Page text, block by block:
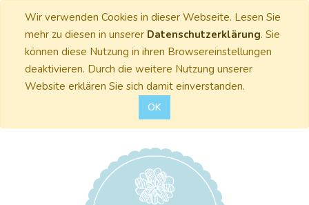
Wir verwenden Cookies in dieser Webseite. Lesen Sie
mehr zu diesen in unserer Datenschutzerklärung. Sie
können diese Nutzung in ihren Browsereinstellungen
deaktivieren. Durch die weitere Nutzung unserer
Website erklären Sie sich damit einverstanden.
OK